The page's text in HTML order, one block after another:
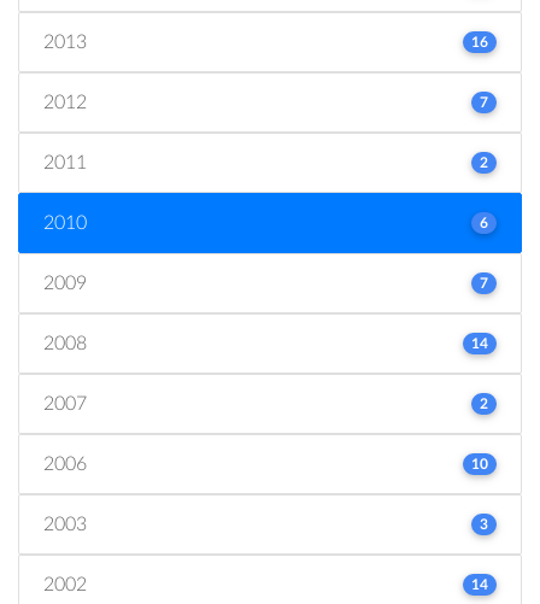
2013 16
2012 7
2011 2
2010 6
2009 7
2008 14
2007 2
2006 10
2003 3
2002 14